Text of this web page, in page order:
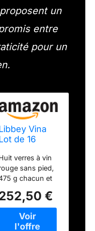
un
entre
pour un
Vina
de 16
pied
verres à vin
sans pied,
g chacun et
sans pied,
ml chacun En
verre Fait partie de
€